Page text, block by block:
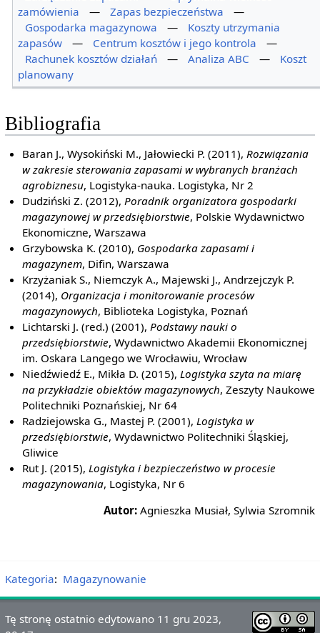
zamówienia
— Zapas bezpieczeństwa
—
Gospodarka magazynowa
—
Koszty utrzymania
zapasów
— Centrum kosztów i jego kontrola
—
Rachunek kosztów działań
— Analiza ABC —
Koszt
planowany
Bibliografia
Baran J., Wysokiński M., Jałowiecki P. (2011), Rozwiązania
w zakresie sterowania zapasami w wybranych branżach
agrobiznesu, Logistyka-nauka. Logistyka, Nr 2
Dudziński Z. (2012), Poradnik organizatora gospodarki
magazynowej w przedsiębiorstwie, Polskie Wydawnictwo
Ekonomiczne, Warszawa
Grzybowska K. (2010), Gospodarka zapasami i
magazynem, Difin, Warszawa
Krzyżaniak S., Niemczyk A., Majewski J., Andrzejczyk P.
(2014), Organizacja i monitorowanie procesów
magazynowych, Biblioteka Logistyka, Poznań
Lichtarski J. (red.) (2001), Podstawy nauki o
przedsiębiorstwie, Wydawnictwo Akademii Ekonomicznej
im. Oskara Langego we Wrocławiu, Wrocław
Niedźwiedź E., Mikła D. (2015), Logistyka szyta na miarę
na przykładzie obiektów magazynowych, Zeszyty Naukowe
Politechniki Poznańskiej, Nr 64
Radziejowska G., Mastej P. (2001), Logistyka w
przedsiębiorstwie, Wydawnictwo Politechniki Śląskiej,
Gliwice
Rut J. (2015), Logistyka i bezpieczeństwo w procesie
magazynowania, Logistyka, Nr 6
Autor: Agnieszka Musiał, Sylwia Szromnik
Kategoria: Magazynowanie
Tę stronę ostatnio edytowano 11 gru 2023,